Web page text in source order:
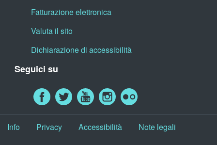
Fatturazione elettronica
Valuta il sito
Dichiarazione di accessibilità
Seguici su
Info Privacy Accessibilità Note legali